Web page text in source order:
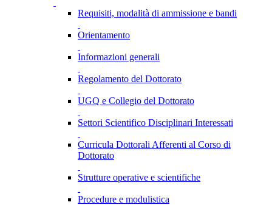
Requisiti, modalità di ammissione e bandi
Orientamento
Informazioni generali
Regolamento del Dottorato
UGQ e Collegio del Dottorato
Settori Scientifico Disciplinari Interessati
Curricula Dottorali Afferenti al Corso di
Dottorato
Strutture operative e scientifiche
Procedure e modulistica